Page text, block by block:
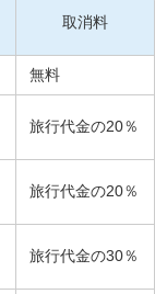
取消料
無料
旅行代金の20％
旅行代金の20％
旅行代金の30％